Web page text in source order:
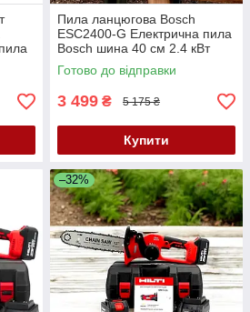
Пила ланцюгова Bosch
ESC2400-G Електрична пила
Bosch шина 40 см 2.4 кВт
Пила електрична
Готово до відправки
3 499 ₴ 5 175 ₴
Купити
–32%